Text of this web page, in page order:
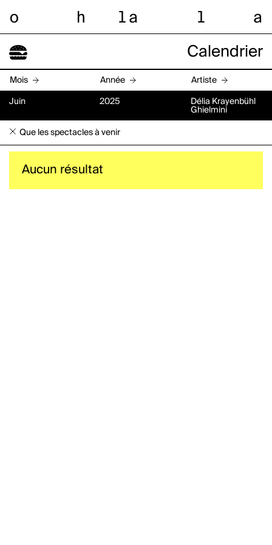
o h l a l a
Calendrier
Mois Année Artiste
Juin 2025
Délia Krayenbühl
Ghielmini
Que les spectacles à venir
Aucun résultat